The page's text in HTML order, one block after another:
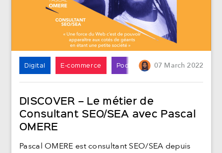
Digital E-commerce Podcast 07 March 2022
DISCOVER – Le métier de
Consultant SEO/SEA avec Pascal
OMERE
Pascal OMERE est consultant SEO/SEA depuis